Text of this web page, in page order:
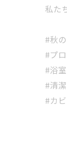
私た
#秋
#プ
#浴
#清
#カ